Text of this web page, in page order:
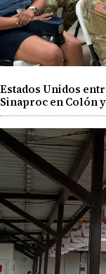
Estados Unidos
Sinaproc en Colón